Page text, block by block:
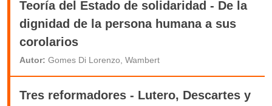
Teoría del Estado de solidaridad - De la
dignidad de la persona humana a sus
corolarios
Autor: Gomes Di Lorenzo, Wambert
Tres reformadores - Lutero, Descartes y